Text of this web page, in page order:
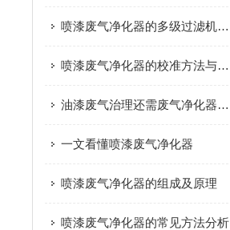
喷漆废气净化器的多级过滤机制与深度保养操作
喷漆废气净化器的校准方法与日常维护技巧
油漆废气治理还需废气净化器来帮忙
一文看懂喷漆废气净化器
喷漆废气净化器的组成及原理
喷漆废气净化器的常见方法分析